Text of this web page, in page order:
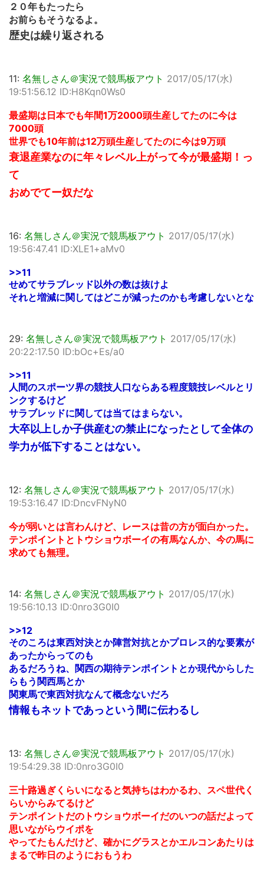
２０年もたったら
お前らもそうなるよ。
歴史は繰り返される
11: 名無しさん＠実況で競馬板アウト 2017/05/17(水)
19:51:56.12 ID:H8Kqn0Ws0
最盛期は日本でも年間1万2000頭生産してたのに今は
7000頭
世界でも10年前は12万頭生産してたのに今は9万頭
衰退産業なのに年々レベル上がって今が最盛期！っ
て
おめでてー奴だな
16: 名無しさん＠実況で競馬板アウト 2017/05/17(水)
19:56:47.41 ID:XLE1+aMv0
>>11
せめてサラブレッド以外の数は抜けよ
それと増減に関してはどこが減ったのかも考慮しないとな
29: 名無しさん＠実況で競馬板アウト 2017/05/17(水)
20:22:17.50 ID:bOc+Es/a0
>>11
人間のスポーツ界の競技人口ならある程度競技レベルとリ
ンクするけど
サラブレッドに関しては当てはまらない。
大卒以上しか子供産むの禁止になったとして全体の
学力が低下することはない。
12: 名無しさん＠実況で競馬板アウト 2017/05/17(水)
19:53:16.47 ID:DncvFNyN0
今が弱いとは言わんけど、レースは昔の方が面白かった。
テンポイントとトウショウボーイの有馬なんか、今の馬に
求めても無理。
14: 名無しさん＠実況で競馬板アウト 2017/05/17(水)
19:56:10.13 ID:0nro3G0I0
>>12
そのころは東西対決とか陣営対抗とかプロレス的な要素が
あったからってのも
あるだろうね、関西の期待テンポイントとか現代からした
らもう関西馬とか
関東馬で東西対抗なんて概念ないだろ
情報もネットであっという間に伝わるし
13: 名無しさん＠実況で競馬板アウト 2017/05/17(水)
19:54:29.38 ID:0nro3G0I0
三十路過ぎくらいになると気持ちはわかるわ、スペ世代く
らいからみてるけど
テンポイントだのトウショウボーイだのいつの話だよって
思いながらウイポを
やってたもんだけど、確かにグラスとかエルコンあたりは
まるで昨日のようにおもうわ